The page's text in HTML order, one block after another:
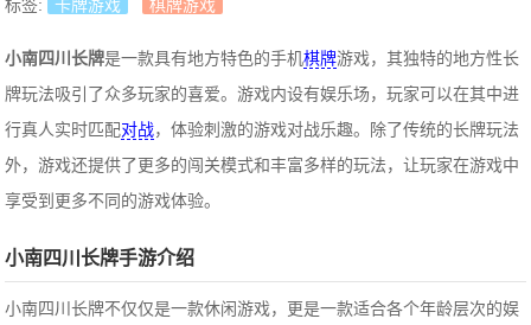
标签: 卡牌游戏 棋牌游戏
小南四川长牌是一款具有地方特色的手机棋牌游戏，其独特的地方性长
牌玩法吸引了众多玩家的喜爱。游戏内设有娱乐场，玩家可以在其中进
行真人实时匹配对战，体验刺激的游戏对战乐趣。除了传统的长牌玩法
外，游戏还提供了更多的闯关模式和丰富多样的玩法，让玩家在游戏中
享受到更多不同的游戏体验。
小南四川长牌手游介绍
小南四川长牌不仅仅是一款休闲游戏，更是一款适合各个年龄层次的娱